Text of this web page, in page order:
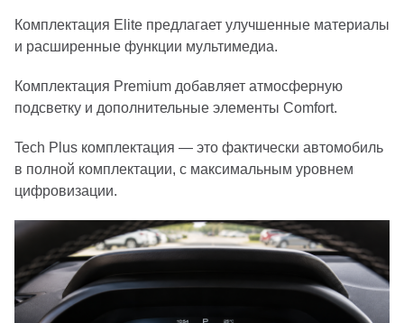
Комплектация Elite предлагает улучшенные материалы
и расширенные функции мультимедиа.
Комплектация Premium добавляет атмосферную
подсветку и дополнительные элементы Comfort.
Tech Plus комплектация — это фактически автомобиль
в полной комплектации, с максимальным уровнем
цифровизации.